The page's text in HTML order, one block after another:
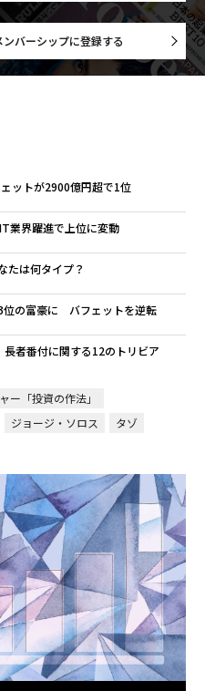
ンバーシップに登録する
ットが2900億円超で1位
業界躍進で上位に変動
たは何タイプ？
位の富豪に バフェットを逆転
長者番付に関する12のトリビア
ー「投資の作法」
ジョージ・ソロス タゾ